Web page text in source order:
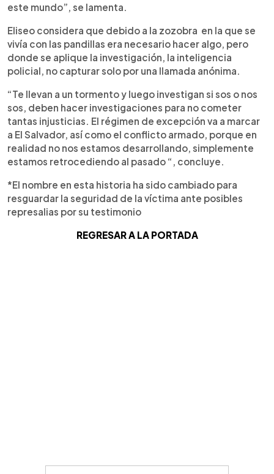
este mundo”, se lamenta.
Eliseo considera que debido a la zozobra en la que se
vivía con las pandillas era necesario hacer algo, pero
donde se aplique la investigación, la inteligencia
policial, no capturar solo por una llamada anónima.
“Te llevan a un tormento y luego investigan si sos o nos
sos, deben hacer investigaciones para no cometer
tantas injusticias. El régimen de excepción va a marcar
a El Salvador, así como el conflicto armado, porque en
realidad no nos estamos desarrollando, simplemente
estamos retrocediendo al pasado “, concluye.
*El nombre en esta historia ha sido cambiado para
resguardar la seguridad de la víctima ante posibles
represalias por su testimonio
REGRESAR A LA PORTADA